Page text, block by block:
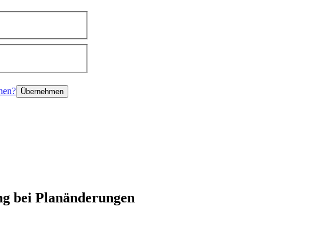
Übernehmen
bei Planänderungen